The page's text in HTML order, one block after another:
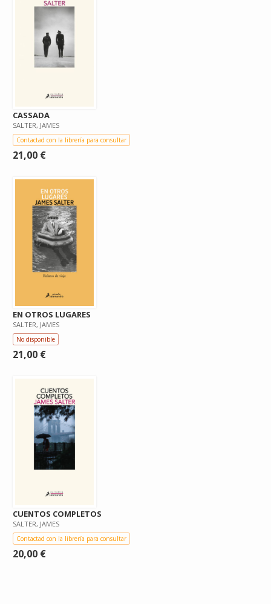
CASSADA
SALTER, JAMES
Contactad con la librería para consultar
21,00 €
EN OTROS LUGARES
SALTER, JAMES
No disponible
21,00 €
CUENTOS COMPLETOS
SALTER, JAMES
Contactad con la librería para consultar
20,00 €